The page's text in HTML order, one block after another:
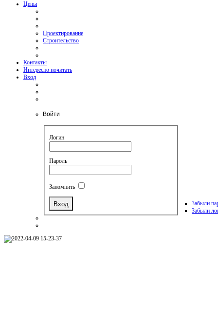
Цены
Проектирование
Строительство
Контакты
Интересно почитать
Вход
Войти
Логин
Пароль
Запомнить
Забыли
Забыли